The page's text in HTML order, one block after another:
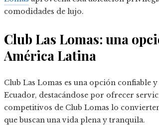
comodidades de lujo.
Club Las Lomas: una
América Latina
Club Las Lomas es una opción confiable
Ecuador, destacándose por ofrecer
competitivos de Club Lomas lo
que buscan una vida plena y tranquila.